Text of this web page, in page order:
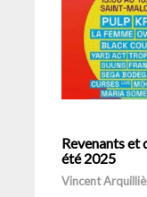
Revenants et
été 2025
Vincent